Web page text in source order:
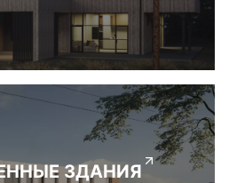
ЗДАНИЯ